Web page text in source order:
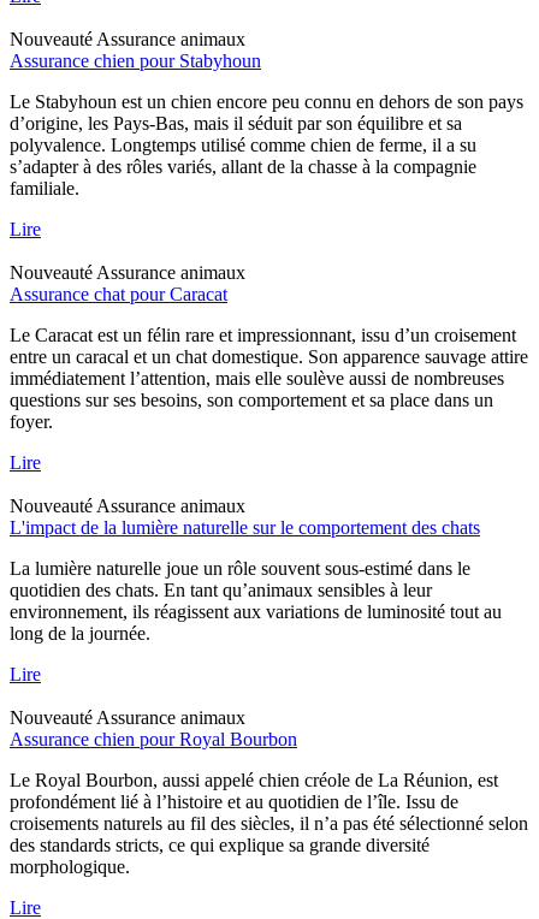
Nouveauté Assurance animaux
Assurance chien pour Stabyhoun
Le Stabyhoun est un chien encore peu connu en dehors de son pays
d’origine, les Pays-Bas, mais il séduit par son équilibre et sa
polyvalence. Longtemps utilisé comme chien de ferme, il a su
s’adapter à des rôles variés, allant de la chasse à la compagnie
familiale.
Lire
Nouveauté Assurance animaux
Assurance chat pour Caracat
Le Caracat est un félin rare et impressionnant, issu d’un croisement
entre un caracal et un chat domestique. Son apparence sauvage attire
immédiatement l’attention, mais elle soulève aussi de nombreuses
questions sur ses besoins, son comportement et sa place dans un
foyer.
Lire
Nouveauté Assurance animaux
L'impact de la lumière naturelle sur le comportement des chats
La lumière naturelle joue un rôle souvent sous-estimé dans le
quotidien des chats. En tant qu’animaux sensibles à leur
environnement, ils réagissent aux variations de luminosité tout au
long de la journée.
Lire
Nouveauté Assurance animaux
Assurance chien pour Royal Bourbon
Le Royal Bourbon, aussi appelé chien créole de La Réunion, est
profondément lié à l’histoire et au quotidien de l’île. Issu de
croisements naturels au fil des siècles, il n’a pas été sélectionné selon
des standards stricts, ce qui explique sa grande diversité
morphologique.
Lire